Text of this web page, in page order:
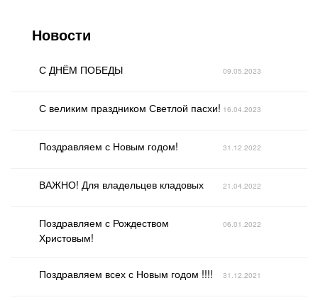
Новости
С ДНЁМ ПОБЕДЫ 09.05.2023
С великим праздником Светлой пасхи! 16.04.2023
Поздравляем с Новым годом! 31.12.2022
ВАЖНО! Для владельцев кладовых 21.04.2022
Поздравляем с Рождеством
Христовым!
06.01.2022
Поздравляем всех с Новым годом !!!! 31.12.2021